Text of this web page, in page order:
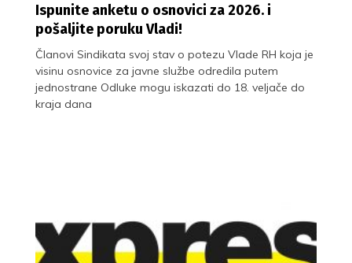
Ispunite anketu o osnovici za 2026. i
pošaljite poruku Vladi!
Članovi Sindikata svoj stav o potezu Vlade RH koja je
visinu osnovice za javne službe odredila putem
jednostrane Odluke mogu iskazati do 18. veljače do
kraja dana